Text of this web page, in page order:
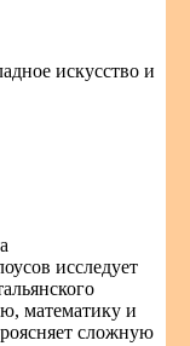
искусство и
исследует
математику и
сложную